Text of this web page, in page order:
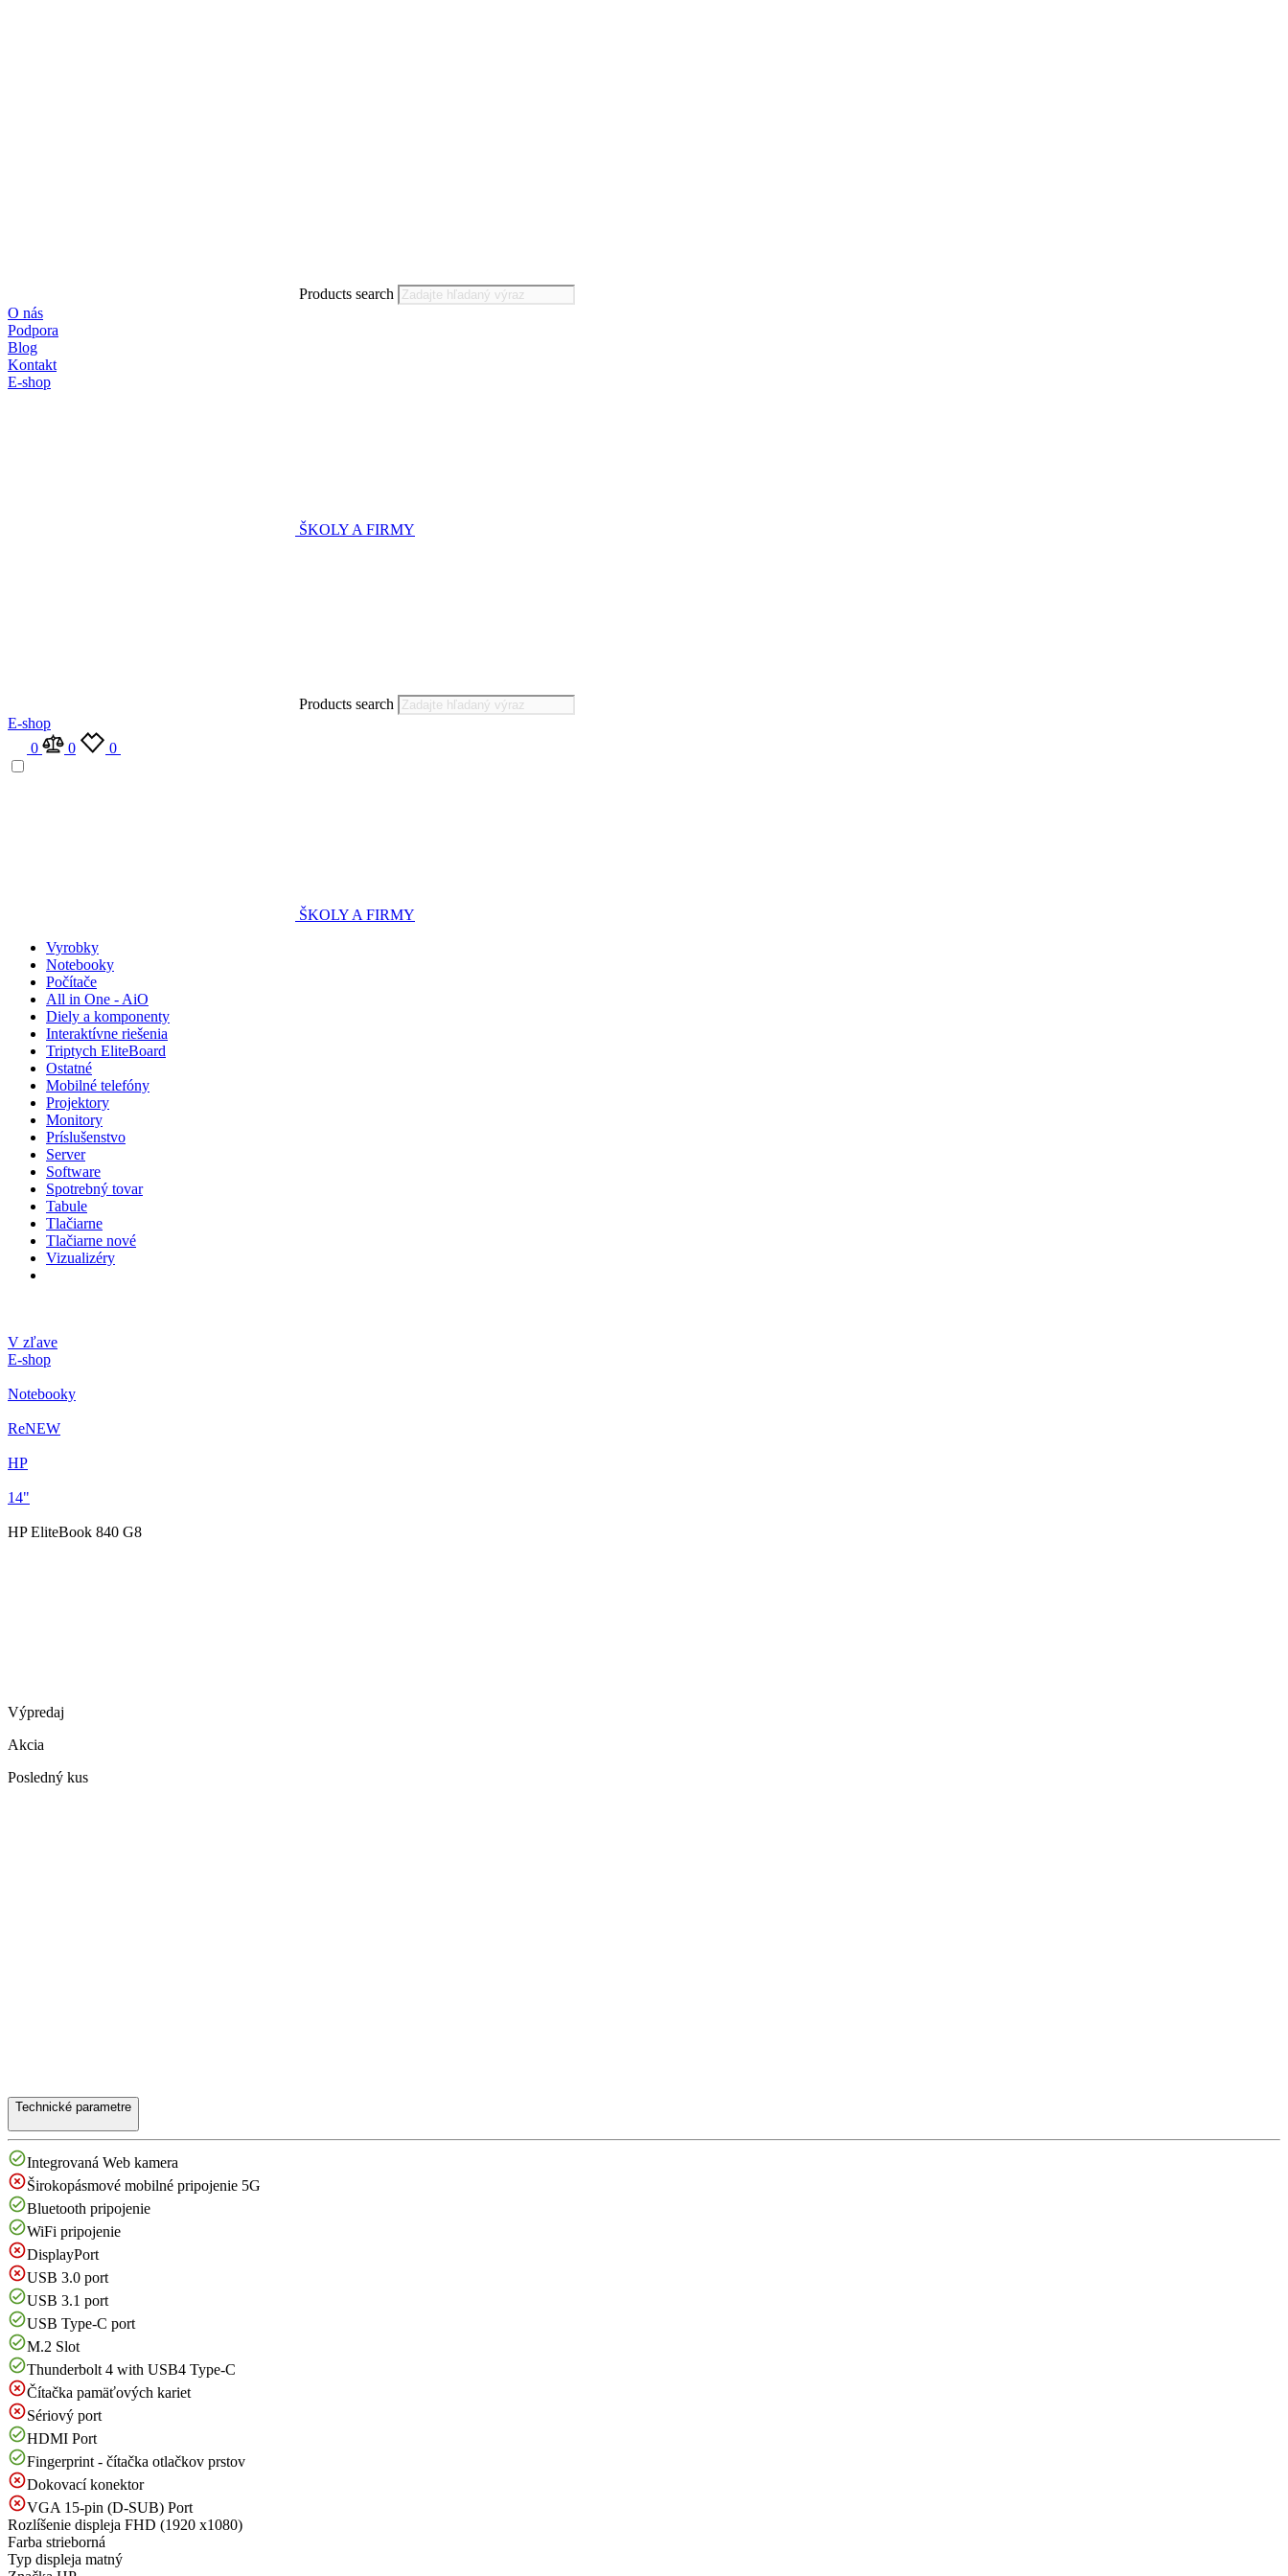
Products search
O nás
Podpora
Blog
Kontakt
E-shop
ŠKOLY A FIRMY
Products search
E-shop
0
0 0
ŠKOLY A FIRMY
Vyrobky
Notebooky
Počítače
All in One - AiO
Diely a komponenty
Interaktívne riešenia
Triptych EliteBoard
Ostatné
Mobilné telefóny
Projektory
Monitory
Príslušenstvo
Server
Software
Spotrebný tovar
Tabule
Tlačiarne
Tlačiarne nové
Vizualizéry
V zľave
E-shop
Notebooky
ReNEW
HP
14"
HP EliteBook 840 G8
Výpredaj
Akcia
Posledný kus
Technické parametre
Integrovaná Web kamera
Širokopásmové mobilné pripojenie 5G
Bluetooth pripojenie
WiFi pripojenie
DisplayPort
USB 3.0 port
USB 3.1 port
USB Type-C port
M.2 Slot
Thunderbolt 4 with USB4 Type-C
Čítačka pamäťových kariet
Sériový port
HDMI Port
Fingerprint - čítačka otlačkov prstov
Dokovací konektor
VGA 15-pin (D-SUB) Port
Rozlíšenie displeja FHD (1920 x1080)
Farba strieborná
Typ displeja matný